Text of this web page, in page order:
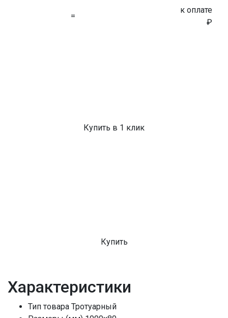
=
к оплате
₽
Купить в 1 клик
Купить
Характеристики
Тип товара Тротуарный